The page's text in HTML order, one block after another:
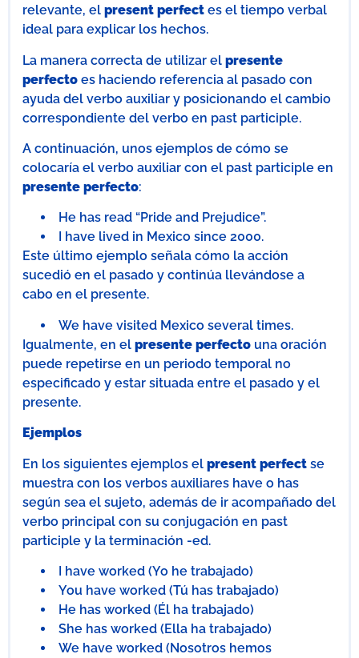
relevante, el present perfect es el tiempo verbal
ideal para explicar los hechos.
La manera correcta de utilizar el presente
perfecto es haciendo referencia al pasado con
ayuda del verbo auxiliar y posicionando el cambio
correspondiente del verbo en past participle.
A continuación, unos ejemplos de cómo se
colocaría el verbo auxiliar con el past participle en
presente perfecto:
He has read “Pride and Prejudice”.
I have lived in Mexico since 2000.
Este último ejemplo señala cómo la acción
sucedió en el pasado y continúa llevándose a
cabo en el presente.
We have visited Mexico several times.
Igualmente, en el presente perfecto una oración
puede repetirse en un periodo temporal no
especificado y estar situada entre el pasado y el
presente.
Ejemplos
En los siguientes ejemplos el present perfect se
muestra con los verbos auxiliares have o has
según sea el sujeto, además de ir acompañado del
verbo principal con su conjugación en past
participle y la terminación -ed.
I have worked (Yo he trabajado)
You have worked (Tú has trabajado)
He has worked (Él ha trabajado)
She has worked (Ella ha trabajado)
We have worked (Nosotros hemos